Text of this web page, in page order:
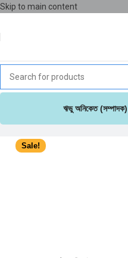
Skip to main content
ঋভু অনিকেত (সম্পাদক)
Sale!